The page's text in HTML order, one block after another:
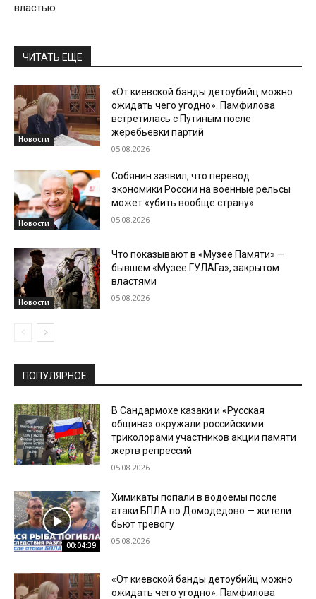
властью
ЧИТАТЬ ЕЩЕ
Новости
«От киевской банды детоубийц можно
ожидать чего угодно». Памфилова
встретилась с Путиным после
жеребьевки партий
05.08.2026
Новости
Собянин заявил, что перевод
экономики России на военные рельсы
может «убить вообще страну»
05.08.2026
Новости
Что показывают в «Музее Памяти» —
бывшем «Музее ГУЛАГа», закрытом
властями
05.08.2026
ПОПУЛЯРНОЕ
В Сандармохе казаки и «Русская
община» окружали российскими
триколорами участников акции памяти
жертв репрессий
05.08.2026
00:04:39
Химикаты попали в водоемы после
атаки БПЛА по Домодедово — жители
бьют тревогу
05.08.2026
«От киевской банды детоубийц можно
ожидать чего угодно». Памфилова